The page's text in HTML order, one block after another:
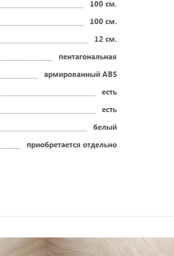
100 см.
100 см.
12 см.
пентагональная
армированный ABS
есть
есть
белый
приобретается отдельно